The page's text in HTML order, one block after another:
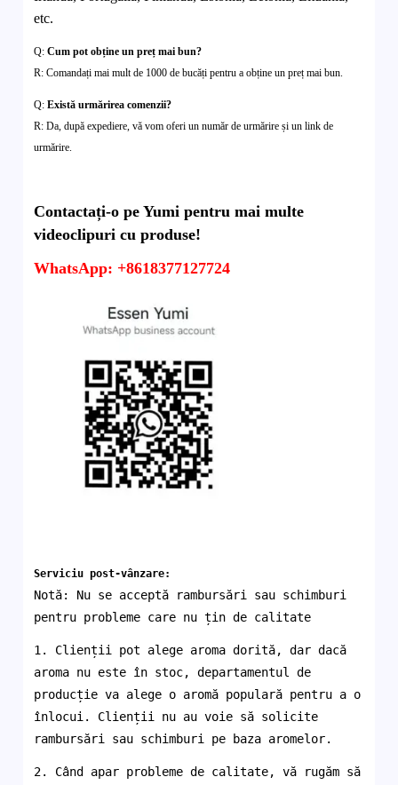
etc.
Q:Cum pot obține un preț mai bun?
R: Comandați mai mult de 1000 de bucăți pentru a obține un preț mai bun.
Q:Există urmărirea comenzii?
R: Da, după expediere, vă vom oferi un număr de urmărire și un link de
urmărire.
Contactați-o pe Yumi pentru mai multe
videoclipuri cu produse!
WhatsApp: +8618377127724
Serviciu post-vânzare:
Notă: Nu se acceptă rambursări sau schimburi
pentru probleme care nu țin de calitate
1. Clienții pot alege aroma dorită, dar dacă
aroma nu este în stoc, departamentul de
producție va alege o aromă populară pentru a o
înlocui. Clienții nu au voie să solicite
rambursări sau schimburi pe baza aromelor.
2. Când apar probleme de calitate, vă rugăm să